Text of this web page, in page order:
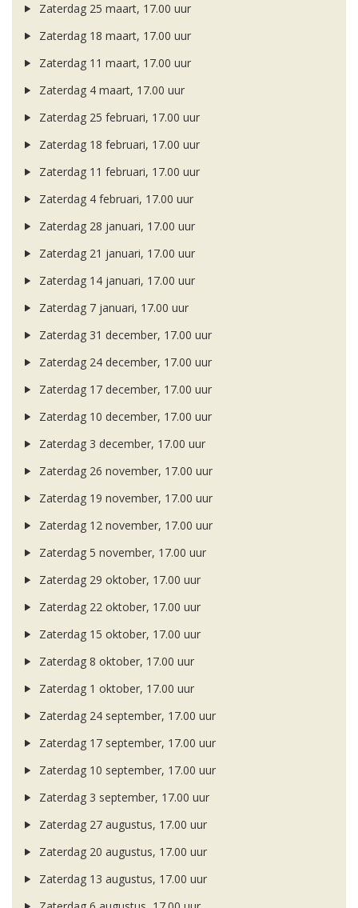
Zaterdag 25 maart, 17.00 uur
Zaterdag 18 maart, 17.00 uur
Zaterdag 11 maart, 17.00 uur
Zaterdag 4 maart, 17.00 uur
Zaterdag 25 februari, 17.00 uur
Zaterdag 18 februari, 17.00 uur
Zaterdag 11 februari, 17.00 uur
Zaterdag 4 februari, 17.00 uur
Zaterdag 28 januari, 17.00 uur
Zaterdag 21 januari, 17.00 uur
Zaterdag 14 januari, 17.00 uur
Zaterdag 7 januari, 17.00 uur
Zaterdag 31 december, 17.00 uur
Zaterdag 24 december, 17.00 uur
Zaterdag 17 december, 17.00 uur
Zaterdag 10 december, 17.00 uur
Zaterdag 3 december, 17.00 uur
Zaterdag 26 november, 17.00 uur
Zaterdag 19 november, 17.00 uur
Zaterdag 12 november, 17.00 uur
Zaterdag 5 november, 17.00 uur
Zaterdag 29 oktober, 17.00 uur
Zaterdag 22 oktober, 17.00 uur
Zaterdag 15 oktober, 17.00 uur
Zaterdag 8 oktober, 17.00 uur
Zaterdag 1 oktober, 17.00 uur
Zaterdag 24 september, 17.00 uur
Zaterdag 17 september, 17.00 uur
Zaterdag 10 september, 17.00 uur
Zaterdag 3 september, 17.00 uur
Zaterdag 27 augustus, 17.00 uur
Zaterdag 20 augustus, 17.00 uur
Zaterdag 13 augustus, 17.00 uur